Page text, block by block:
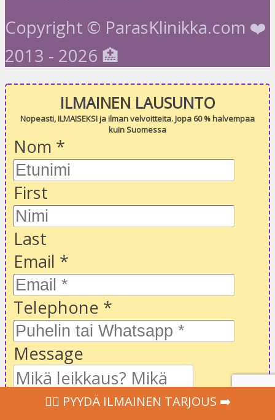
Copyright © ParasKlinikka.com ❤️
2013 - 2026 🏥
ILMAINEN LAUSUNTO
Nopeasti, ILMAISEKSI ja ilman velvoitteita. Jopa 60 % halvempaa
kuin Suomessa
Nom *
First
Last
Email *
Telephone *
Message
‍👩‍⚕ PYYDÄ ILMAINEN TARJOUS ➡️